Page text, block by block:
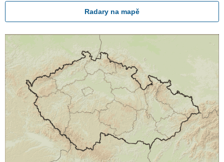
Radary na mapě